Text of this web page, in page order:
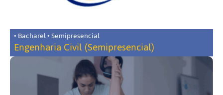
• Bacharel • Semipresencial
Engenharia Civil (Semipresencial)